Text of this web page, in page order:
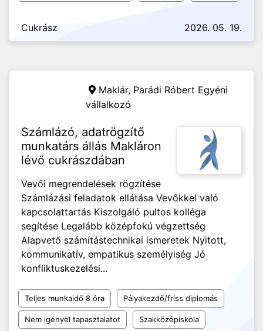
Cukrász 2026. 05. 19.
Maklár, Parádi Róbert Egyéni
vállalkozó
Számlázó, adatrögzítő
munkatárs állás Makláron
lévő cukrászdában
Vevői megrendelések rögzítése
Számlázási feladatok ellátása Vevőkkel való
kapcsolattartás Kiszolgáló pultos kolléga
segítése Legalább középfokú végzettség
Alapvető számítástechnikai ismeretek Nyitott,
kommunikatív, empatikus személyiség Jó
konfliktuskezelési...
Teljes munkaidő 8 óra Pályakezdő/friss diplomás
Nem igényel tapasztalatot Szakközépiskola